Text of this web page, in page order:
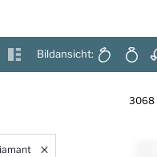
Liste
Raster Bildansicht:
3068